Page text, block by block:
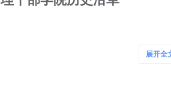
1998年改为教师进修学院。管理干部学院展开全